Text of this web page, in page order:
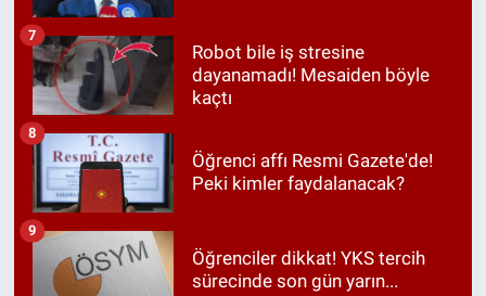
Robot bile iş stresine
dayanamadı! Mesaiden böyle
kaçtı
7
Öğrenci affı Resmi Gazete'de!
Peki kimler faydalanacak?
8
Öğrenciler dikkat! YKS tercih
sürecinde son gün yarın...
9